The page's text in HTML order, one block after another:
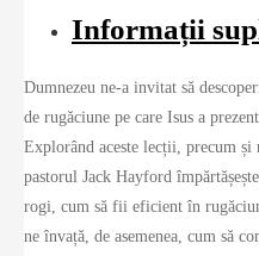
Informații
Dumnezeu ne-a invitat să
de rugăciune pe care Isus a
Explorând aceste lecții, precum
pastorul Jack Hayford
rogi, cum să fii eficient în
ne învață, de asemenea, cum să